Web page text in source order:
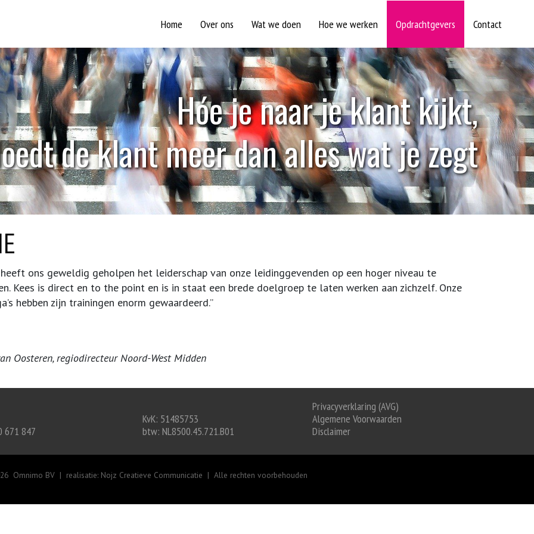
Home Over ons Wat we doen Hoe we werken Opdrachtgevers Contact
Hóejenaarjeklantkijkt,
oedtdeklantmeerdanalleswatjezegt
heeft ons geweldig geholpen het leiderschap van onze leidinggevenden op een hoger niveau te
Kees is direct en to the point en is in staat een brede doelgroep te laten werken aan zichzelf. Onze
hebben zijn trainingen enorm gewaardeerd.”
Oosteren, regiodirecteur Noord-West Midden
671 847
KvK: 51485753
btw: NL8500.45.721.B01
Privacyverklaring (AVG)
Algemene Voorwaarden
Disclaimer
Omnimo BV | realisatie: Nojz Creatieve Communicatie | Alle rechten voorbehouden